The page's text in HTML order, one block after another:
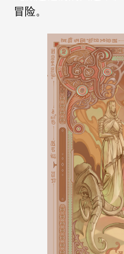
冒险。